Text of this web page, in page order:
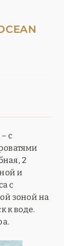
с
2
и
с
зоной на
к воде.